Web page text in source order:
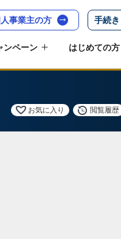
事業主の方 手続
ンペーン はじめての方
お気に入り 閲覧履歴